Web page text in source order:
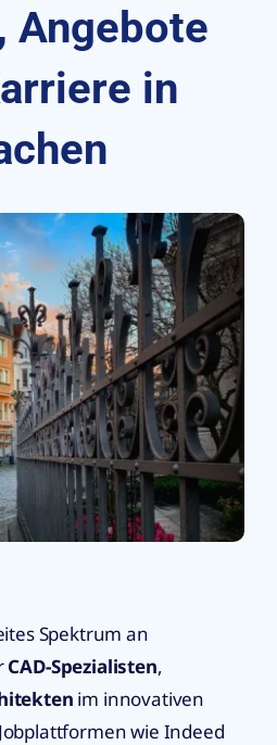
Angebote
in
Spektrum an
CAD-Spezialisten,
im innovativen
wie Indeed